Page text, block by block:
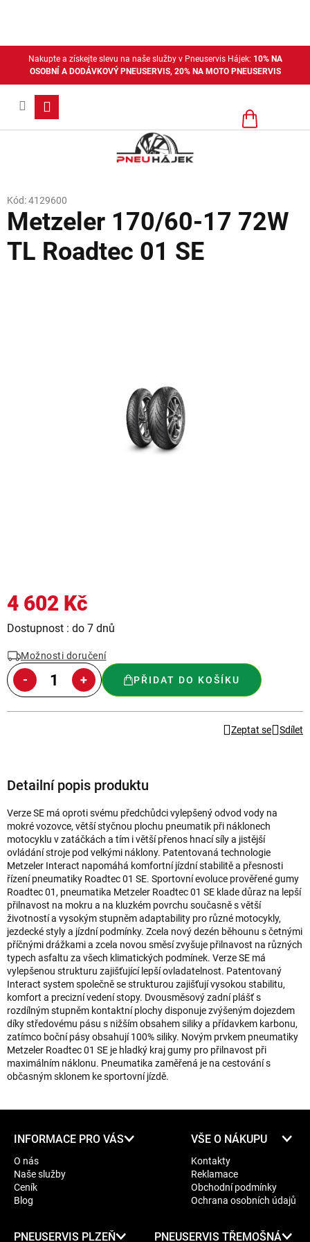
Nakupte a získejte slevu na naše služby v Pneuservis Hájek: 10% NA
OSOBNÍ A DODÁVKOVÝ PNEUSERVIS, 20% NA MOTO PNEUSERVIS
Nákupní
Metzeler 170/60-17 72W
TL Roadtec 01 SE
Kód:4129600
4 602 Kč
Měrná
Dostupnost : do 7 dnů
Možnosti doručení
PŘIDAT DO KOŠÍKU
Zeptat se Sdílet
Detailní popis produktu
Verze SE má oproti svému předchůdci vylepšený odvod vody na
mokré vozovce, větší styčnou plochu pneumatik při náklonech
motocyklu v zatáčkách a tím i větší přenos hnací síly a jistější
ovládání stroje pod velkými náklony. Patentovaná technologie
Metzeler Interact napomáhá komfortní jízdní stabilitě a přesnosti
řízení pneumatiky Roadtec 01 SE. Sportovní evoluce prověřené gumy
Roadtec 01, pneumatika Metzeler Roadtec 01 SE klade důraz na lepší
přilnavost na mokru a na kluzkém povrchu současně s větší
životností a vysokým stupněm adaptability pro různé motocykly,
jezdecké styly a jízdní podmínky. Zcela nový dezén běhounu s četnými
příčnými drážkami a zcela novou směsí zvyšuje přilnavost na různých
typech asfaltu za všech klimatických podmínek. Verze SE má
vylepšenou strukturu zajišťující lepší ovladatelnost. Patentovaný
Interact system společně se strukturou zajišťují vysokou stabilitu,
komfort a precizní vedení stopy. Dvousměsový zadní plášť s
rozdílným stupněm kontaktní plochy disponuje zvýšeným dojezdem
díky středovému pásu s nižším obsahem siliky a přídavkem karbonu,
zatímco boční pásy obsahují 100% siliky. Novým prvkem pneumatiky
Metzeler Roadtec 01 SE je hladký kraj gumy pro přilnavost při
maximálním náklonu. Pneumatika zaměřená je na cestování s
občasným sklonem ke sportovní jízdě.
INFORMACE PRO VÁS
O nás
Naše služby
Ceník
Blog
VŠE O NÁKUPU
Kontakty
Reklamace
Obchodní podmínky
Ochrana osobních údajů
PNEUSERVIS PLZEŇ PNEUSERVIS TŘEMOŠNÁ